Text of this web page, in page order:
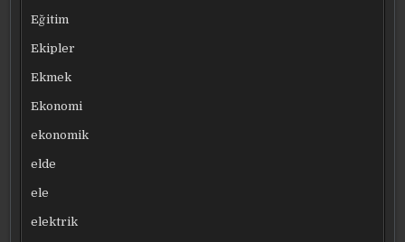
Eğitim
Ekipler
Ekmek
Ekonomi
ekonomik
elde
ele
elektrik